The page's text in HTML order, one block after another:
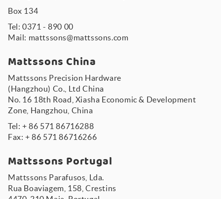
Box 134
Tel: 0371 - 890 00
Mail: mattssons@mattssons.com
Mattssons China
Mattssons Precision Hardware
(Hangzhou) Co., Ltd China
No. 16 18th Road, Xiasha Economic & Development
Zone, Hangzhou, China
Tel: + 86 571 86716288
Fax: + 86 571 86716266
Mattssons Portugal
Mattssons Parafusos, Lda.
Rua Boaviagem, 158, Crestins